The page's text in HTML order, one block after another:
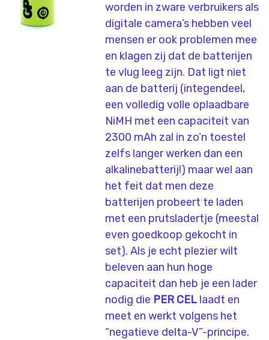
worden in zware verbruikers als
digitale camera’s hebben veel
mensen er ook problemen mee
en klagen zij dat de batterijen
te vlug leeg zijn. Dat ligt niet
aan de batterij (integendeel,
een volledig volle oplaadbare
NiMH met een capaciteit van
2300 mAh zal in zo’n toestel
zelfs langer werken dan een
alkalinebatterij!) maar wel aan
het feit dat men deze
batterijen probeert te laden
met een prutsladertje (meestal
even goedkoop gekocht in
set). Als je echt plezier wilt
beleven aan hun hoge
capaciteit dan heb je een lader
nodig die PER CEL laadt en
meet en werkt volgens het
“negatieve delta-V”-principe.